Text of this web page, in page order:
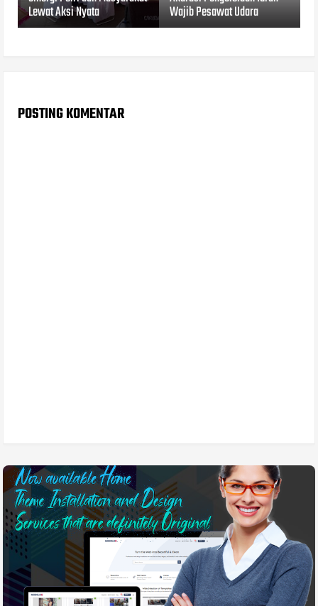
Lewat Aksi Nyata Wajib Pesawat Udara
POSTING KOMENTAR